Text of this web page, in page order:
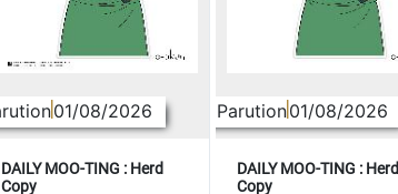
01/08/2026
DAILY MOO-TING : Herd
Copy
Parution01/08/2026
DAILY MOO-TING : Herd
Copy